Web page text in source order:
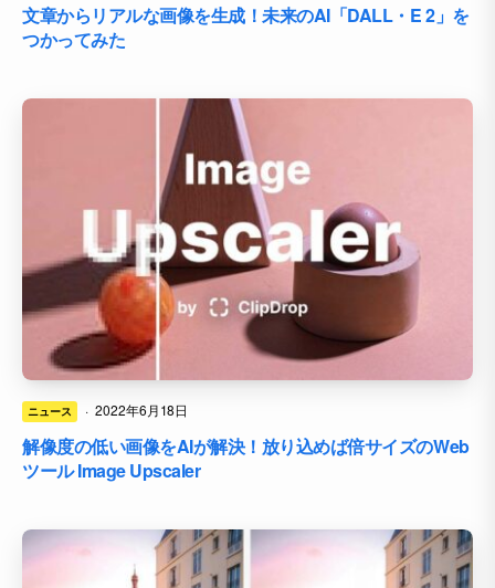
文章からリアルな画像を生成！未来のAI「DALL・E 2」を
つかってみた
ニュース · 2022年6月18日
解像度の低い画像をAIが解決！放り込めば倍サイズのWeb
ツール Image Upscaler